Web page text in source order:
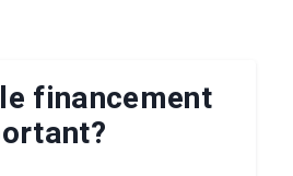
financement